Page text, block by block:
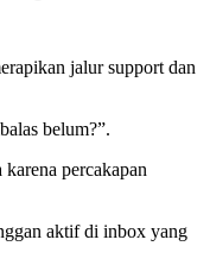
jalur support dan
belum?”.
percakapan
aktif di inbox yang